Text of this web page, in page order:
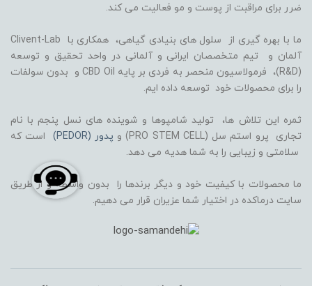
ضرر برای مراقبت از پوست و مو فعالیت می کند.
ما با بهره گیری از سلول های بنیادی گیاهی، همکاری با Clivent-Lab
آلمان و تیم متخصصان ایرانی و آلمانی در واحد تحقیق و توسعه
(R&D)، فرمولاسیون منحصر به فردی بر پایه CBD Oil و بدون سولفات
را برای محصولات خود توسعه داده ایم.
ثمره این تلاش ها، تولید شامپوها و شوینده های نسل پنجم با نام
تجاری پرو استم سل (PRO STEM CELL) و
پدور (PEDOR)
است که
سلامتی و زیبایی را به شما هدیه می دهد.
ما محصولات با کیفیت خود و دیگر برندها را بدون واسطه و از طریق
سایت درماکده در اختیار شما عزیران قرار می دهیم.